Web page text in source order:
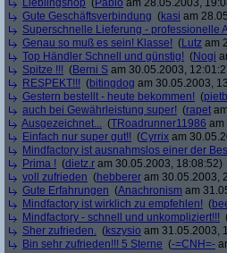
Lieblingshop (Pablo am 28.05.2003,
Gute Geschäftsverbindung (kasi am
Superschnelle Lieferung - professionelle
Genau so muß es sein! Klasse! (Lutz am
Top Händler Schnell und günstig! (Nogi
Spitze !!! (Berni S am 30.05.2003,
RESPEKT!!! (bitingdog am 30.05.2003,
Gestern bestellt - heute bekommen! (
auch bei Gewährleistung super! (rapet
Ausgezeichnet... (TRoadrunner11986 am
Einfach nur super gut!! (Cyrrix am
Mindfactory ist ausnahmslos einer der
Prima ! (dietz.r am 30.05.2003, 18:08:52)
voll zufrieden (hebberer am 30.05.2003,
Gute Erfahrungen (Anachronism am
Mindfactory ist wirklich zu empfehlen! (
Mindfactory - schnell und unkompliziert!!!
Sher zufrieden. (kszysio am 31.05.2003,
Bin sehr zufrieden!!! 5 Sterne (-=CNH=-